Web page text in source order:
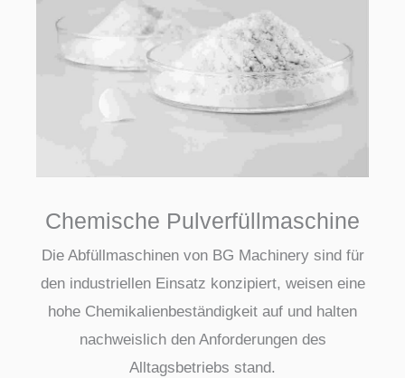
Chemische Pulverfüllmaschine
Die Abfüllmaschinen von BG Machinery sind für
den industriellen Einsatz konzipiert, weisen eine
hohe Chemikalienbeständigkeit auf und halten
nachweislich den Anforderungen des
Alltagsbetriebs stand.